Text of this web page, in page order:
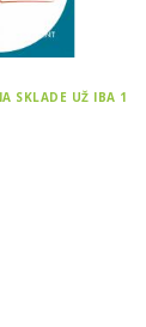
SKLADE UŽ IBA 1